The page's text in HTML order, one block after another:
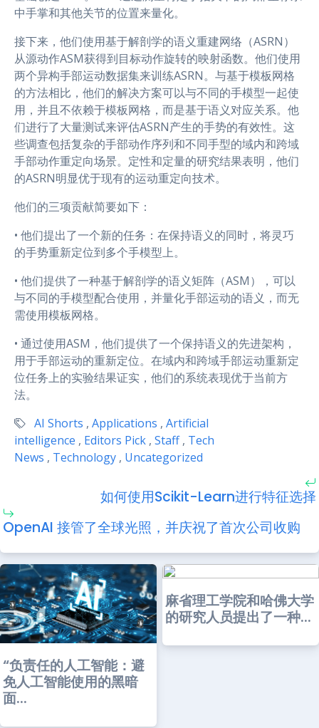
中手掌和其他关节的位置来量化。
接下来，他们使用基于解剖学的语义重建网络（ASRN）
从源动作ASM获得到目标动作旋转的映射函数。他们使用
两个异构手部运动数据集来训练ASRN。与基于模板网格
的方法相比，他们的解决方案可以与不同的手模型一起使
用，并且不依赖于模板网格，而是基于语义对应关系。他
们进行了大量测试来评估ASRN产生的手势的有效性。这
些调查包括复杂的手部动作序列和不同手型的域内和跨域
手部动作重定向场景。定性和定量的研究结果表明，他们
的ASRN明显优于现有的运动重定向技术。
他们的三项贡献简要如下：
• 他们提出了一个新的任务：在保持语义的同时，将灵巧
的手势重新定位到多个手模型上。
• 他们提供了一种基于解剖学的语义矩阵（ASM），可以
与不同的手模型配合使用，并量化手部运动的语义，而无
需使用模板网格。
• 通过使用ASM，他们提供了一个保持语义的先进架构，
用于手部运动的重新定位。在域内和跨域手部运动重新定
位任务上的实验结果证实，他们的系统表现优于当前方
法。
AI Shorts , Applications , Artificial
intelligence , Editors Pick , Staff , Tech
News , Technology , Uncategorized
如何使用Scikit-Learn进行特征选择
OpenAI 接管了全球光照，并庆祝了首次公司收购
“负责任的人工智能：避
免人工智能使用的黑暗
面...
麻省理工学院和哈佛大学
的研究人员提出了一种...